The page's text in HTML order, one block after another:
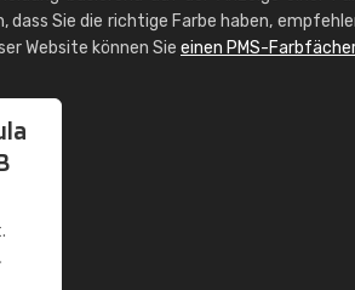
dass Sie die richtige Farbe haben,
Website können Sie einen PMS-